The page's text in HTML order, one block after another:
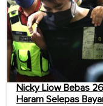
Nicky Liow Bebas
Haram Selepas